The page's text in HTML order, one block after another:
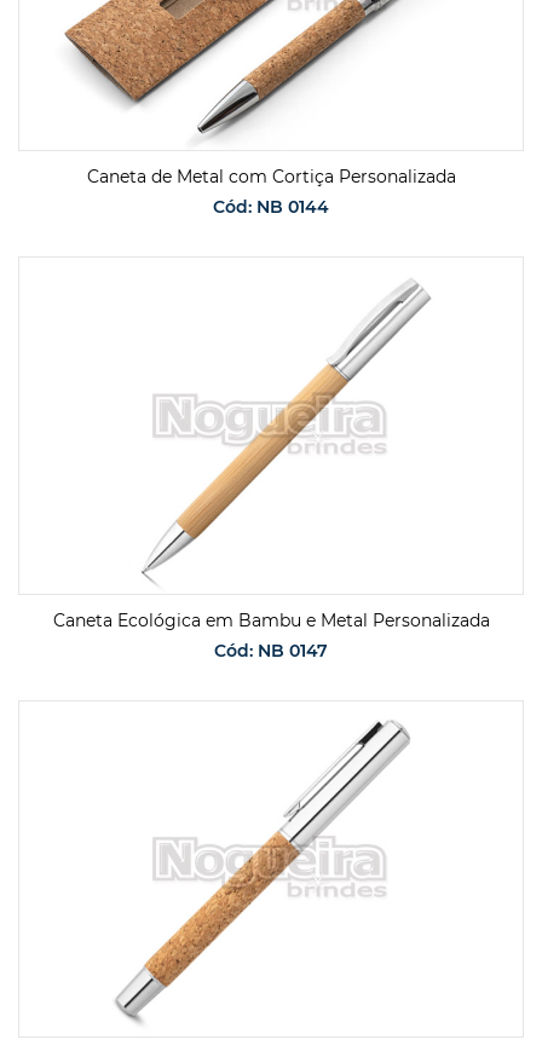
Caneta de Metal com Cortiça Personalizada
Cód: NB 0144
Caneta Ecológica em Bambu e Metal Personalizada
Cód: NB 0147
SOLICITAR ORÇAMENTO